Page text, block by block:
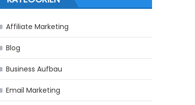
Affiliate Marketing
Blog
Business Aufbau
Email Marketing